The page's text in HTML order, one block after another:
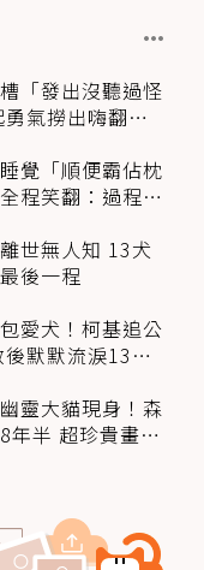
「發出沒聽過怪
氣撈出嗨翻：
覺「順便霸佔枕
程笑翻：過程絲
世無人知 13犬
後一程
愛犬！柯基追公
默默流淚13萬
靈大貓現身！森
年半 超珍貴畫面